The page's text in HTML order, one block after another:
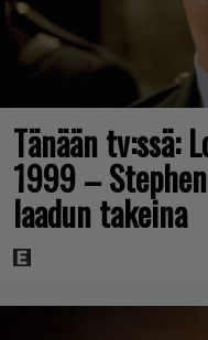
Tänään tv:ssä:
1999 –
laadun takeina